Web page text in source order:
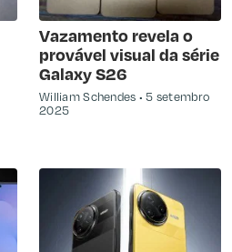
Vazamento revela o
provável visual da série
Galaxy S26
William Schendes
5 setembro
2025